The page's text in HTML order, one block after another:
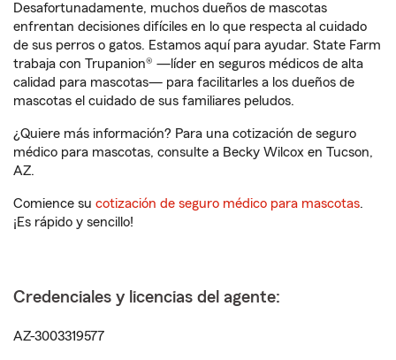
Desafortunadamente, muchos dueños de mascotas
enfrentan decisiones difíciles en lo que respecta al cuidado
de sus perros o gatos. Estamos aquí para ayudar. State Farm
trabaja con Trupanion® —líder en seguros médicos de alta
calidad para mascotas— para facilitarles a los dueños de
mascotas el cuidado de sus familiares peludos.
¿Quiere más información? Para una cotización de seguro
médico para mascotas, consulte a Becky Wilcox en Tucson,
AZ.
Comience su cotización de seguro médico para mascotas.
¡Es rápido y sencillo!
Credenciales y licencias del agente:
AZ-3003319577